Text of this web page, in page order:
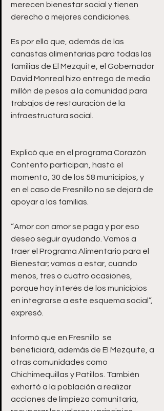
merecen bienestar social y tienen
derecho a mejores condiciones.
Es por ello que, además de las
canastas alimentarias para todas las
familias de El Mezquite, el Gobernador
David Monreal hizo entrega de medio
millón de pesos a la comunidad para
trabajos de restauración de la
infraestructura social.
Explicó que en el programa Corazón
Contento participan, hasta el
momento, 30 de los 58 municipios, y
en el caso de Fresnillo no se dejará de
apoyar a las familias.
“Amor con amor se paga y por eso
deseo seguir ayudando. Vamos a
traer el Programa Alimentario para el
Bienestar; vamos a estar, cuando
menos, tres o cuatro ocasiones,
porque hay interés de los municipios
en integrarse a este esquema social”,
expresó.
Informó que en Fresnillo  se
beneficiará, además de El Mezquite, a
otras comunidades como
Chichimequillas y Patillos. También
exhortó a la población a realizar
acciones de limpieza comunitaria,